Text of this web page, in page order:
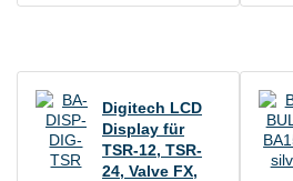
Digitech LCD
Display für
TSR-12, TSR-
24, Valve FX,